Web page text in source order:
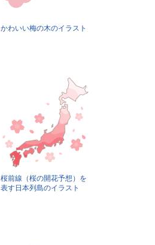
かわいい梅の木のイラスト
桜前線（桜の開花予想）を
表す日本列島のイラスト